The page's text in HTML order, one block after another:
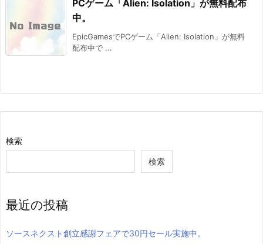
PCゲーム「Alien: Isolation」が無料配布
中。
EpicGamesでPCゲーム「Alien: Isolation」が無料
配布中で ...
検索
検索
最近の投稿
ソースネクスト創立感謝フェアで30円セール実施中。